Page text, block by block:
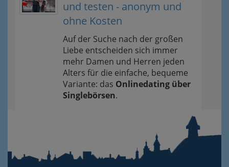
und testen - anonym und
ohne Kosten
Auf der Suche nach der großen
Liebe entscheiden sich immer
mehr Damen und Herren jeden
Alters für die einfache, bequeme
Variante: das Onlinedating über
Singlebörsen.